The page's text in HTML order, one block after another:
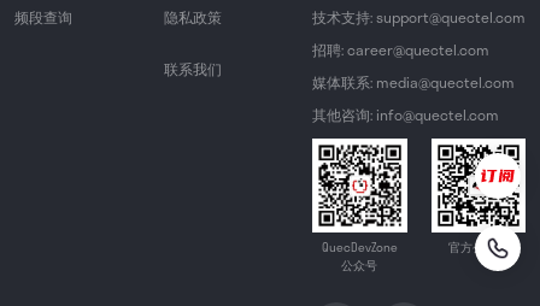
频段查询
隐私政策
联系我们
技术支持: support@quectel.com
招聘: career@quectel.com
媒体联系: media@quectel.com
其他咨询: info@quectel.com
QuecDevZone
公众号
官方公众号